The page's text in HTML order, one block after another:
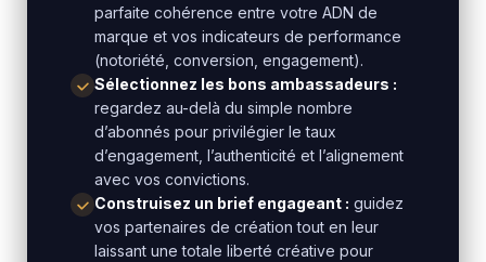
parfaite cohérence entre votre ADN de
marque et vos indicateurs de performance
(notoriété, conversion, engagement).
Sélectionnez les bons ambassadeurs :
regardez au-delà du simple nombre
d’abonnés pour privilégier le taux
d’engagement, l’authenticité et l’alignement
avec vos convictions.
Construisez un brief engageant : guidez
vos partenaires de création tout en leur
laissant une totale liberté créative pour